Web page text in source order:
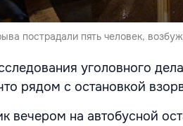
пострадали пять человек,
уголовного
рядом с остановкой
вечером на автобусной